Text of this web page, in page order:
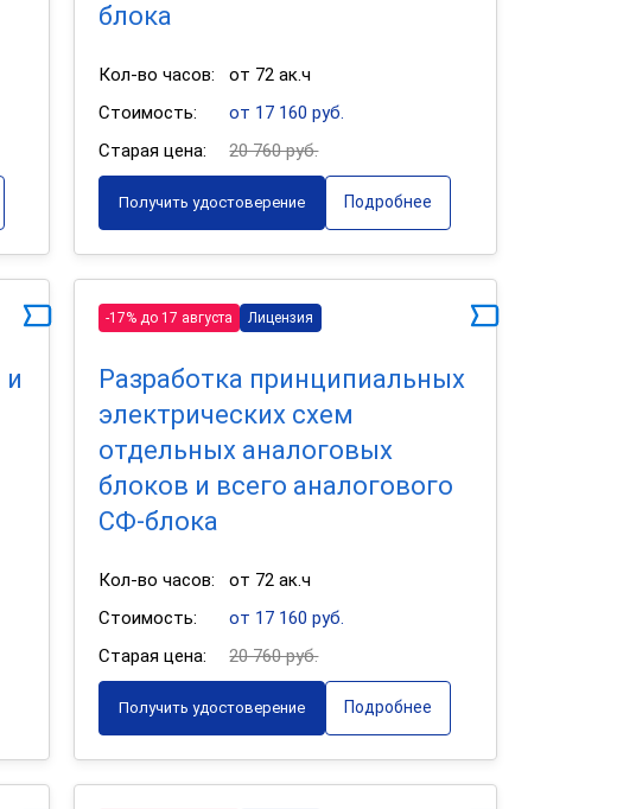
блока
Кол-во часов:
от 72 ак.ч
Стоимость:
от 17 160 руб.
Старая цена:
20 760 руб.
Получить удостоверение Подробнее
и
-17% до 17 августа Лицензия
Разработка принципиальных
электрических схем
отдельных аналоговых
блоков и всего аналогового
СФ-блока
Кол-во часов:
от 72 ак.ч
Стоимость:
от 17 160 руб.
Старая цена:
20 760 руб.
Получить удостоверение Подробнее